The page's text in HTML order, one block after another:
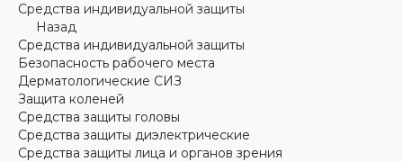
Средства индивидуальной защиты
Назад
Средства индивидуальной защиты
Безопасность рабочего места
Дерматологические СИЗ
Защита коленей
Средства защиты головы
Средства защиты диэлектрические
Средства защиты лица и органов зрения